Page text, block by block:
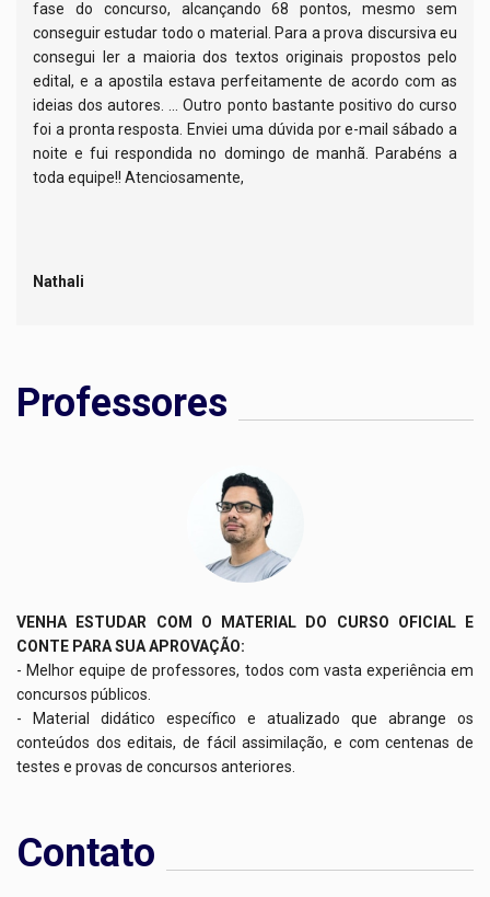
fase do concurso, alcançando 68 pontos, mesmo sem
conseguir estudar todo o material. Para a prova discursiva eu
consegui ler a maioria dos textos originais propostos pelo
edital, e a apostila estava perfeitamente de acordo com as
ideias dos autores. ... Outro ponto bastante positivo do curso
foi a pronta resposta. Enviei uma dúvida por e-mail sábado a
noite e fui respondida no domingo de manhã. Parabéns a
toda equipe!! Atenciosamente,
Nathali
Professores
VENHA ESTUDAR COM O MATERIAL DO CURSO OFICIAL E
CONTE PARA SUA APROVAÇÃO:
- Melhor equipe de professores, todos com vasta experiência em
concursos públicos.
- Material didático específico e atualizado que abrange os
conteúdos dos editais, de fácil assimilação, e com centenas de
testes e provas de concursos anteriores.
Contato